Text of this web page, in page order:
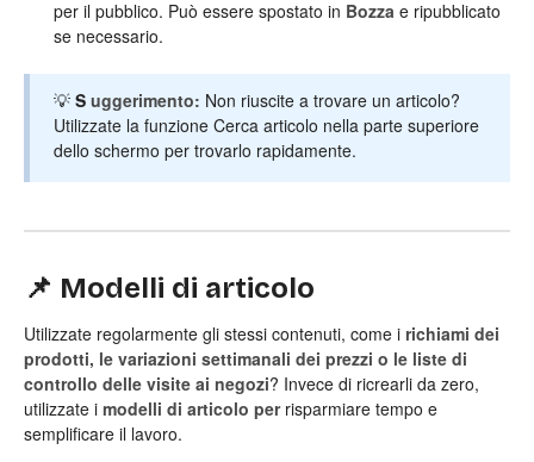
per il pubblico. Può essere spostato in Bozza e ripubblicato
se necessario.
💡 S uggerimento: Non riuscite a trovare un articolo?
Utilizzate la funzione Cerca articolo nella parte superiore
dello schermo per trovarlo rapidamente.
📌 Modelli di articolo
Utilizzate regolarmente gli stessi contenuti, come i richiami dei
prodotti, le variazioni settimanali dei prezzi o le liste di
controllo delle visite ai negozi? Invece di ricrearli da zero,
utilizzate i modelli di articolo perrisparmiare tempo e
semplificare il lavoro.